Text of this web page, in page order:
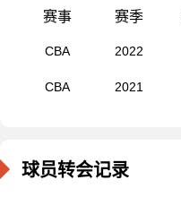
赛事 赛季
CBA 2022
CBA 2021
球员转会记录